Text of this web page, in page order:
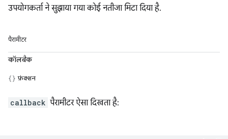
उपयोगकर्ता ने सुझाया गया कोई नतीजा मिटा दिया है.
पैरामीटर
कॉलबैक
फ़ंक्शन
callback पैरामीटर ऐसा दिखता है: